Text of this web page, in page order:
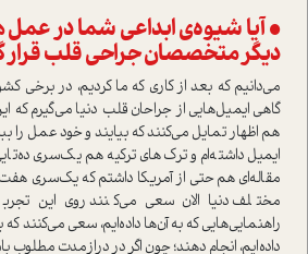
• آیا شیوه‌ی ابداعی شما در عمل
دیگر متخصصان جراحی قلب قرار
می‌دانیم که بعد از کاری که ما کردیم، در برخی
گاهی ایمیل‌هایی از جراحان قلب دنیا می‌گیرم که
هم اظهار تمایل می‌کنند که بیایند و خود عمل را
ایمیل داشته‌ام و ترک‌های ترکیه هم یک‌سری
مقاله‌ای هم حتی از آمریکا داشتم که یک‌سری
مختلف دنیا الان سعی می‌کنند روی این
راهنمایی‌هایی که به آن‌ها داده‌ایم، سعی می‌کنند که
داده‌ایم، انجام دهند؛ چون اگر در دراز‌مدت